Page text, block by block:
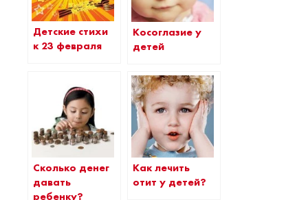
Детские стихи
к 23 февраля
Косоглазие у
детей
Сколько денег
давать
ребенку?
Как лечить
отит у детей?